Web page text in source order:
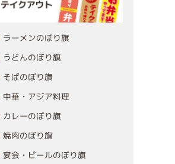
ラーメンのぼり旗
うどんのぼり旗
そばのぼり旗
中華・アジア料理
カレーのぼり旗
焼肉のぼり旗
宴会・ビールのぼり旗